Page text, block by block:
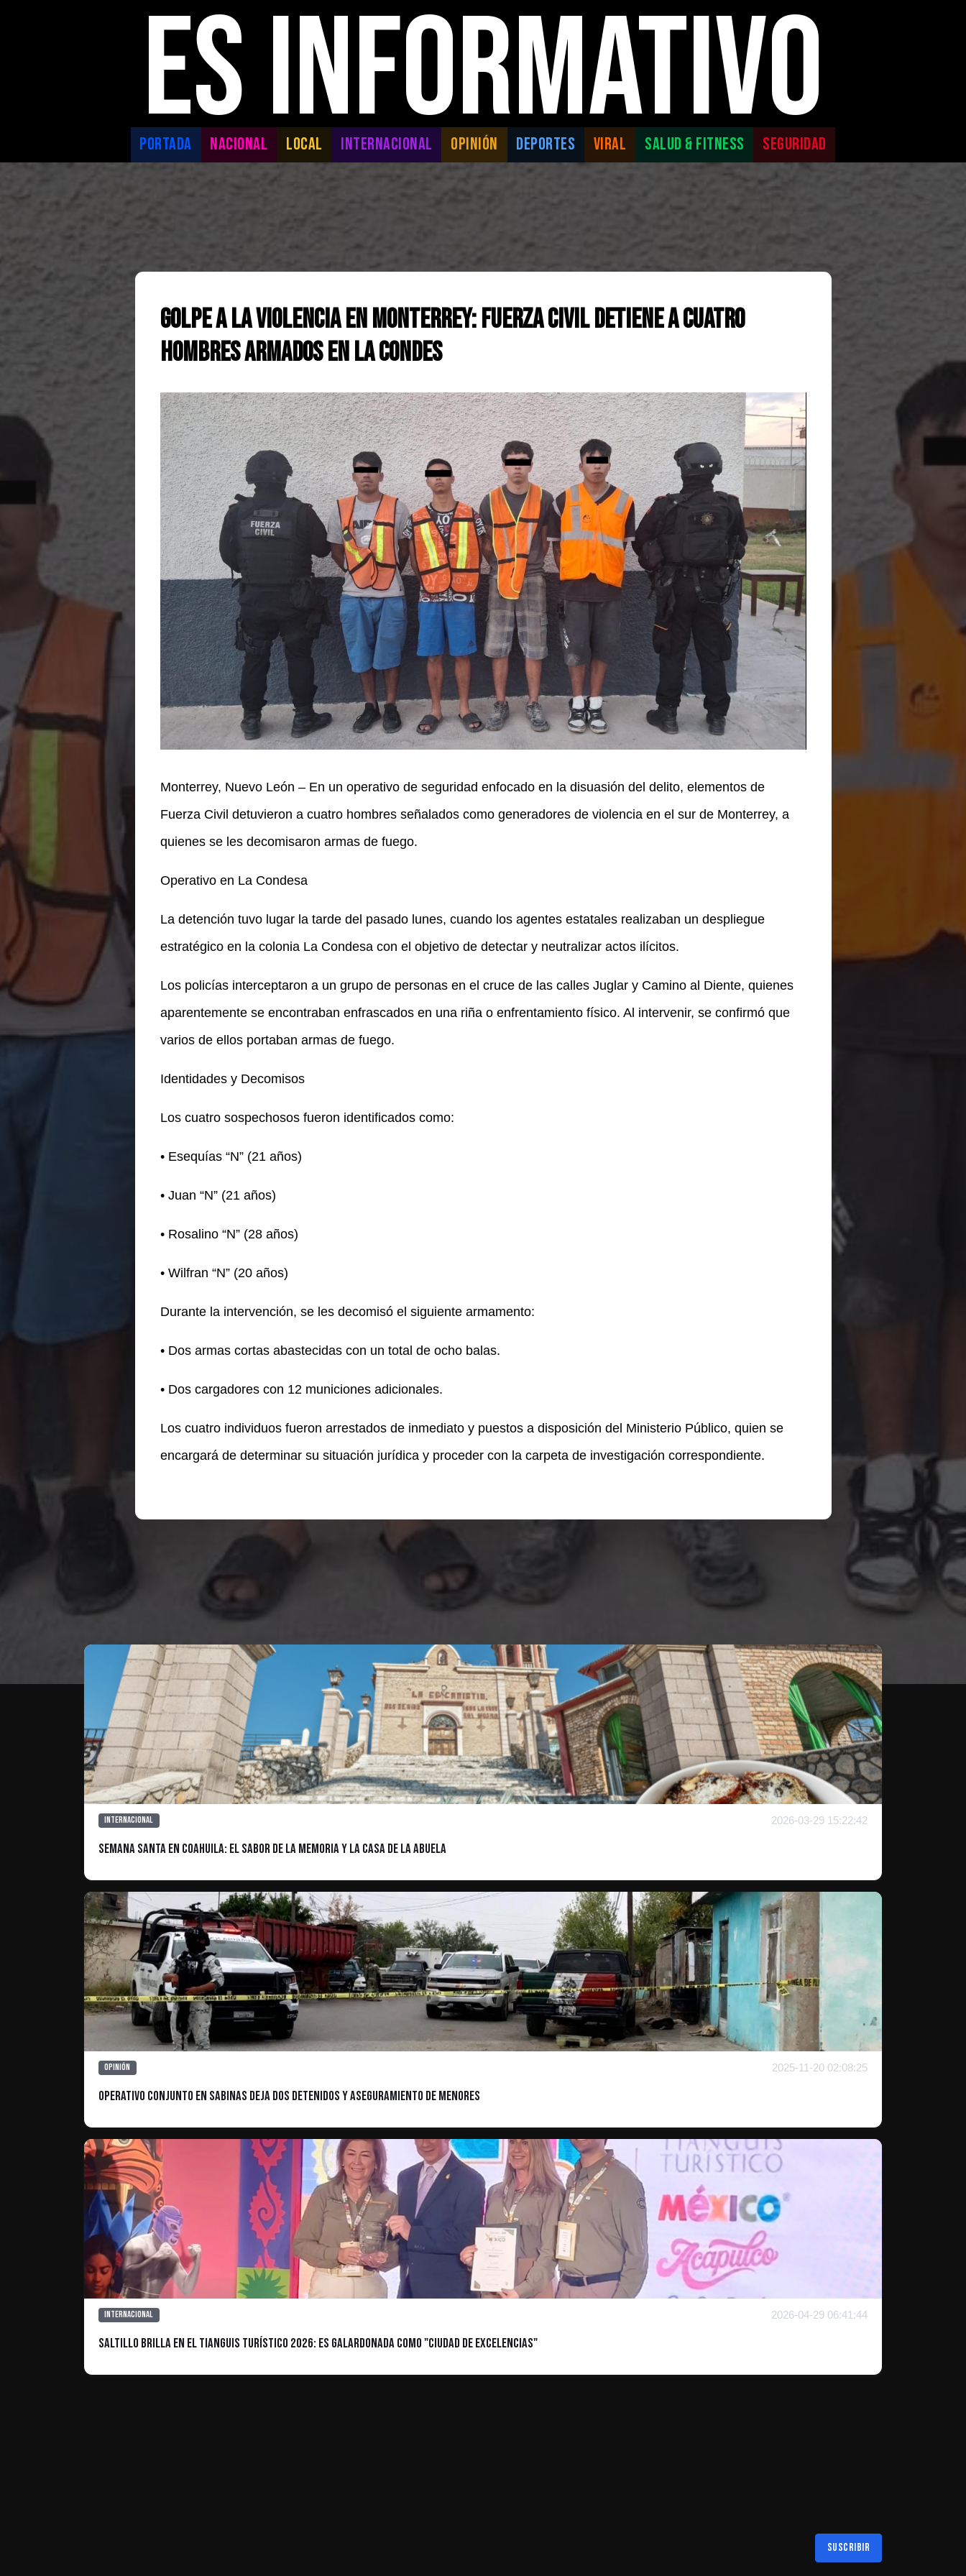
ES INFORMATIVO
PORTADA NACIONAL LOCAL INTERNACIONAL OPINIÓN DEPORTES VIRAL SALUD & FITNESS SEGURIDAD
Golpe a la Violencia en Monterrey: Fuerza Civil Detiene a Cuatro
Hombres Armados en La Condes
Monterrey, Nuevo León – En un operativo de seguridad enfocado en la disuasión del delito, elementos de
Fuerza Civil detuvieron a cuatro hombres señalados como generadores de violencia en el sur de Monterrey, a
quienes se les decomisaron armas de fuego.
Operativo en La Condesa
La detención tuvo lugar la tarde del pasado lunes, cuando los agentes estatales realizaban un despliegue
estratégico en la colonia La Condesa con el objetivo de detectar y neutralizar actos ilícitos.
Los policías interceptaron a un grupo de personas en el cruce de las calles Juglar y Camino al Diente, quienes
aparentemente se encontraban enfrascados en una riña o enfrentamiento físico. Al intervenir, se confirmó que
varios de ellos portaban armas de fuego.
Identidades y Decomisos
Los cuatro sospechosos fueron identificados como:
• Esequías “N” (21 años)
• Juan “N” (21 años)
• Rosalino “N” (28 años)
• Wilfran “N” (20 años)
Durante la intervención, se les decomisó el siguiente armamento:
• Dos armas cortas abastecidas con un total de ocho balas.
• Dos cargadores con 12 municiones adicionales.
Los cuatro individuos fueron arrestados de inmediato y puestos a disposición del Ministerio Público, quien se
encargará de determinar su situación jurídica y proceder con la carpeta de investigación correspondiente.
Te puede interesar
Internacional 2026-03-29 15:22:42
Semana Santa en Coahuila: el sabor de la memoria y la casa de la abuela
Opinión 2025-11-20 02:08:25
Operativo Conjunto en Sabinas Deja Dos Detenidos y Aseguramiento de Menores
Internacional 2026-04-29 06:41:44
Saltillo brilla en el Tianguis Turístico 2026: es galardonada como "Ciudad de Excelencias"
Suscribir